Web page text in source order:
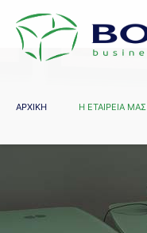
ΑΡΧΙΚΗ Η ΕΤΑΙΡΕΙΑ ΜΑΣ